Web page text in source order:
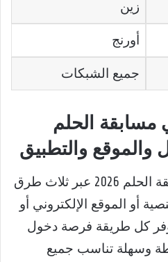
زين
أورنج
جميع الشبكات
الحلم
يمكن الاشتراك في مسابقة الحلم 2026 عبر ثلاث طرق
أو الموقع الإلكتروني أو
كل طريقة فرصة دخول
وسهلة تناسب جميع